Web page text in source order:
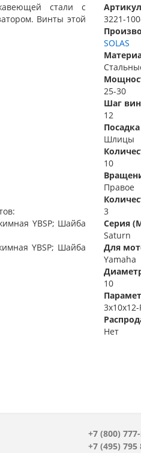
стали с
Винты этой
YBSP; Шайба
YBSP; Шайба
Артикул
3221-
SOLAS
25-30
Шаг
12
Шлицы
10
Правое
3
Серия
Saturn
Для
Yamaha
10
3x10x12-
Нет
+7 (800)
+7 (495) 795